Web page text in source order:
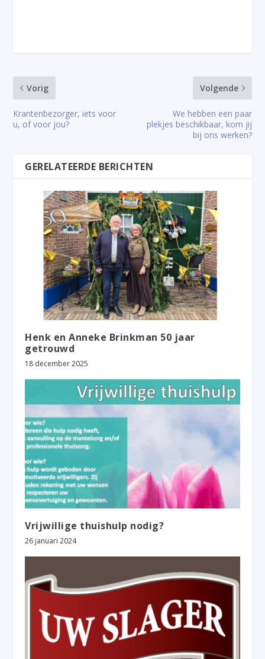
Vorig
Krantenbezorger, iets voor
u, of voor jou?
Volgende
We hebben een paar
plekjes beschikbaar, kom jij
bij ons werken?
GERELATEERDE BERICHTEN
Henk en Anneke Brinkman 50 jaar
getrouwd
18 december 2025
Vrijwillige thuishulp nodig?
26 januari 2024